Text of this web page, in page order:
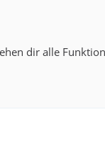
dir alle